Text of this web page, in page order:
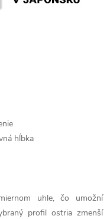
hĺbka
uhle, čo umožní
profil ostria zmenší